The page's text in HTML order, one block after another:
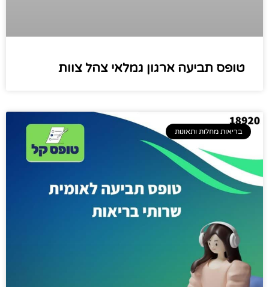
טופס תביעה ארגון גמלאי צהל צוות
בריאות מחלות ותאונות